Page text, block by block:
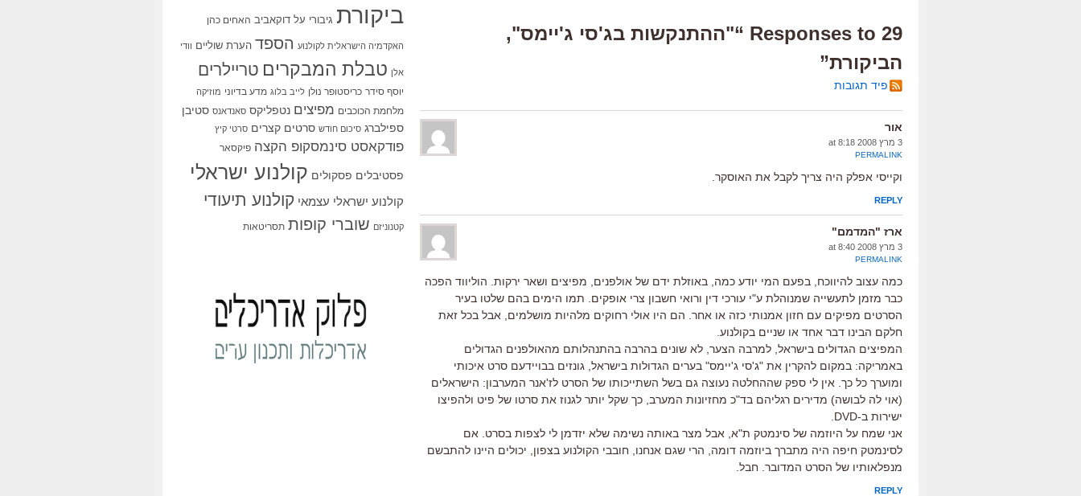
29 Responses to “"ההתנקשות בג'סי ג'יימס",
הביקורת”
פיד תגובות
אור
3 מרץ 2008 at 8:18
PERMALINK
וקייסי אפלק היה צריך לקבל את האוסקר.
REPLY
ארז "המדמם"
3 מרץ 2008 at 8:40
PERMALINK
כמה עצוב להיווכח, בפעם המי יודע כמה, באוזלת ידם של אולפנים, מפיצים ושאר ירקות. הוליווד הפכה
כבר מזמן לתעשייה שמנוהלת ע"י עורכי דין ורואי חשבון צרי אופקים. תמו הימים בהם שלטו בעיר
הסרטים מפיקים עם חזון אמנותי כזה או אחר. הם היו אולי רחוקים מלהיות מושלמים, אבל בכל זאת
חלקם הבינו דבר אחד או שניים בקולנוע.
המפיצים הגדולים בישראל, למרבה הצער, לא שונים בהרבה בהתנהלותם מהאולפנים הגדולים
באמריקה: במקום להקרין את "ג'סי ג'יימס" בערים הגדולות בישראל, גונזים בבויידעם סרט איכותי
ומוערך כל כך. אין לי ספק שההחלטה נעוצה גם בשל השתייכותו של הסרט לז'אנר המערבון: הישראלים
(אוי לה לבושה) מדירים רגליהם בד"כ מחזיונות המערב, כך שקל יותר לגנוז את סרטו של פיט ולהפיצו
ישירות ב-DVD.
אני שמח על היוזמה של סינמטק ת"א, אבל מצר באותה נשימה שלא יזדמן לי לצפות בסרט. אם
לסינמטק חיפה היה מתברך ביוזמה דומה, הרי שגם אנחנו, חובבי הקולנוע בצפון, יכולים היינו להתבשם
מנפלאותיו של הסרט המדובר. חבל.
REPLY
ביקורת גיבורי על דוקאביב האחים כהן
האקדמיה הישראלית לקולנוע הספד הערת שוליים וודי
אלן טבלת המבקרים טריילרים
יוסף סידר כריסטופר נולן לייב בלוג מדע בדיוני מוזיקה
מלחמת הכוכבים מפיצים נטפליקס סאנדאנס סטיבן
ספילברג סיכום חודש סרטים קצרים סרטי קיץ
פודקאסט סינמסקופ הקצה פיקסאר
פסטיבלים פסקולים קולנוע ישראלי
קולנוע ישראלי עצמאי קולנוע תיעודי
קטנוניזם שוברי קופות תסריטאות